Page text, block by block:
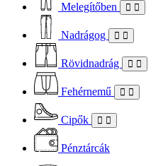
Melegítőben
Nadrágog
Rövidnadrág
Fehérnemű
Cipők
Pénztárcák